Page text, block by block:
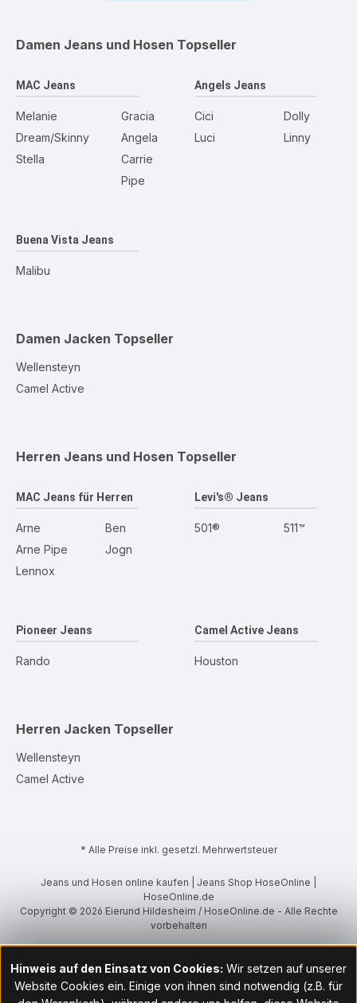
Damen Jeans und Hosen Topseller
MAC Jeans
Melanie
Dream/Skinny
Stella
Gracia
Angela
Carrie
Pipe
Angels Jeans
Cici
Luci
Dolly
Linny
Buena Vista Jeans
Malibu
Damen Jacken Topseller
Wellensteyn
Camel Active
Herren Jeans und Hosen Topseller
MAC Jeans für Herren
Arne
Arne Pipe
Lennox
Ben
Jogn
Levi's® Jeans
501® 511™
Pioneer Jeans
Rando
Camel Active Jeans
Houston
Herren Jacken Topseller
Wellensteyn
Camel Active
* Alle Preise inkl. gesetzl. Mehrwertsteuer
Jeans und Hosen online kaufen | Jeans Shop HoseOnline |
HoseOnline.de
Copyright © 2026 Eierund Hildesheim / HoseOnline.de - Alle Rechte
vorbehalten
Hinweis auf den Einsatz von Cookies: Wir setzen auf unserer
Website Cookies ein. Einige von ihnen sind notwendig (z.B. für